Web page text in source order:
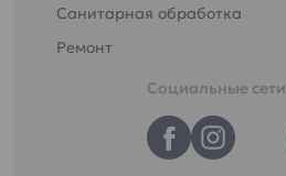
Санитарная обработка
Ремонт
Социальные сети